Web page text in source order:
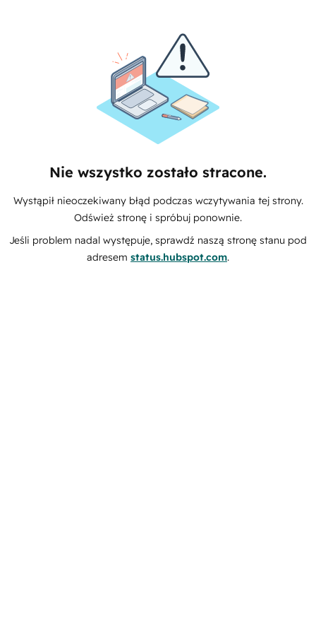
Nie wszystko zostało stracone.
Wystąpił nieoczekiwany błąd podczas wczytywania tej strony.
Odśwież stronę i spróbuj ponownie.
Jeśli problem nadal występuje, sprawdź naszą stronę stanu pod
adresem status.hubspot.com.